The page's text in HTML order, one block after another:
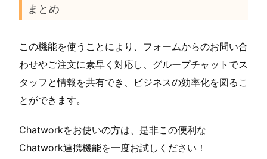
まとめ
この機能を使うことにより、フォームからのお問い合
わせやご注文に素早く対応し、グループチャットでス
タッフと情報を共有でき、ビジネスの効率化を図るこ
とができます。
Chatworkをお使いの方は、是非この便利な
Chatwork連携機能を一度お試しください！